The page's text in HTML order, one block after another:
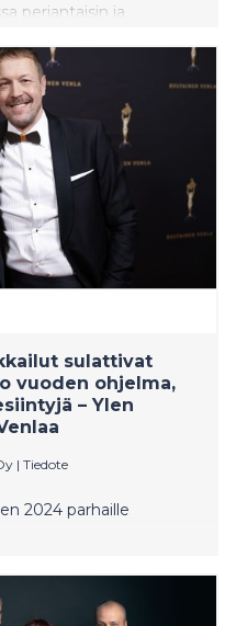
perjantaisin ja
sulattivat
vuoden ohjelma,
– Ylen
| Tiedote
2024 parhaille